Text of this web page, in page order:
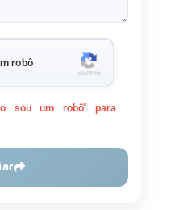
robô
sou um robô" para